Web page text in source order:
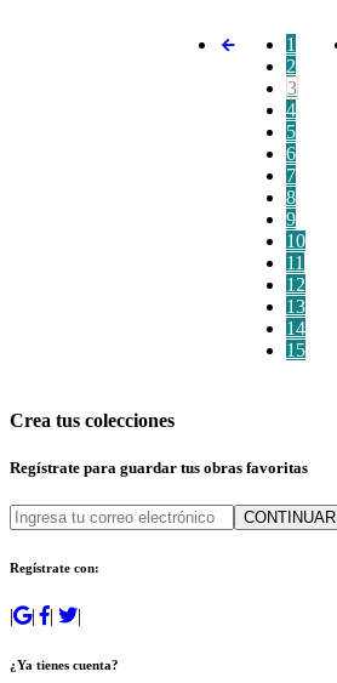
1
2
3
4
5
6
7
8
9
10
11
12
13
14
15
Crea tus colecciones
Regístrate para guardar tus obras favoritas
CONTINUAR
Regístrate con:
| | | |
¿Ya tienes cuenta?